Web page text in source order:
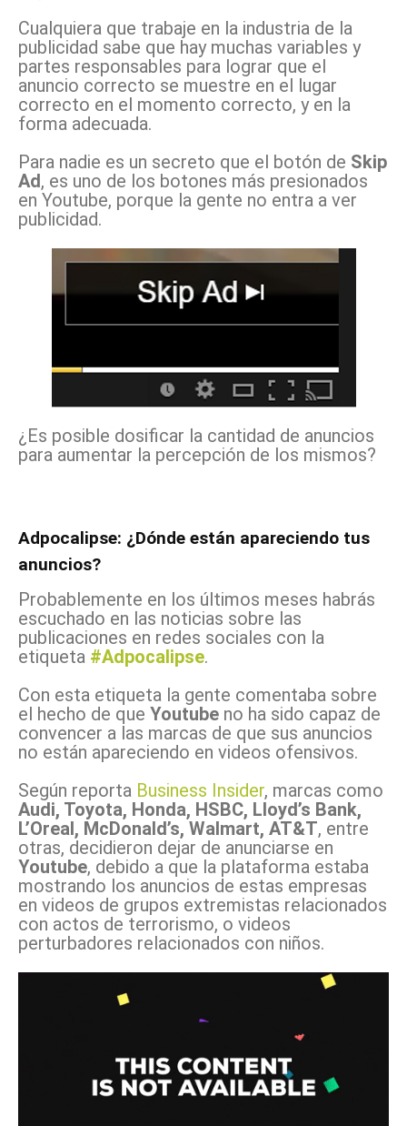
Cualquiera que trabaje en la industria de la
publicidad sabe que hay muchas variables y
partes responsables para lograr que el
anuncio correcto se muestre en el lugar
correcto en el momento correcto, y en la
forma adecuada.
Para nadie es un secreto que el botón de Skip
Ad, es uno de los botones más presionados
en Youtube, porque la gente no entra a ver
publicidad.
¿Es posible dosificar la cantidad de anuncios
para aumentar la percepción de los mismos?
Adpocalipse: ¿Dónde están apareciendo tus
anuncios?
Probablemente en los últimos meses habrás
escuchado en las noticias sobre las
publicaciones en redes sociales con la
etiqueta #Adpocalipse.
Con esta etiqueta la gente comentaba sobre
el hecho de que Youtube no ha sido capaz de
convencer a las marcas de que sus anuncios
no están apareciendo en videos ofensivos.
Según reporta Business Insider, marcas como
Audi, Toyota, Honda, HSBC, Lloyd’s Bank,
L’Oreal, McDonald’s, Walmart, AT&T, entre
otras, decidieron dejar de anunciarse en
Youtube, debido a que la plataforma estaba
mostrando los anuncios de estas empresas
en videos de grupos extremistas relacionados
con actos de terrorismo, o videos
perturbadores relacionados con niños.